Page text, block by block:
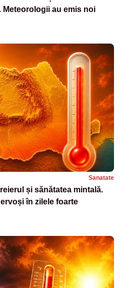
au emis noi
Sanatate
și sănătatea mintală.
în zilele foarte